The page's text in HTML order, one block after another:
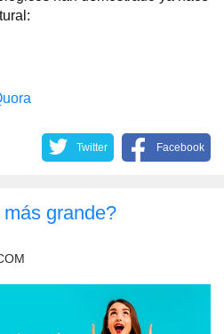
Twitter Facebook
grande?